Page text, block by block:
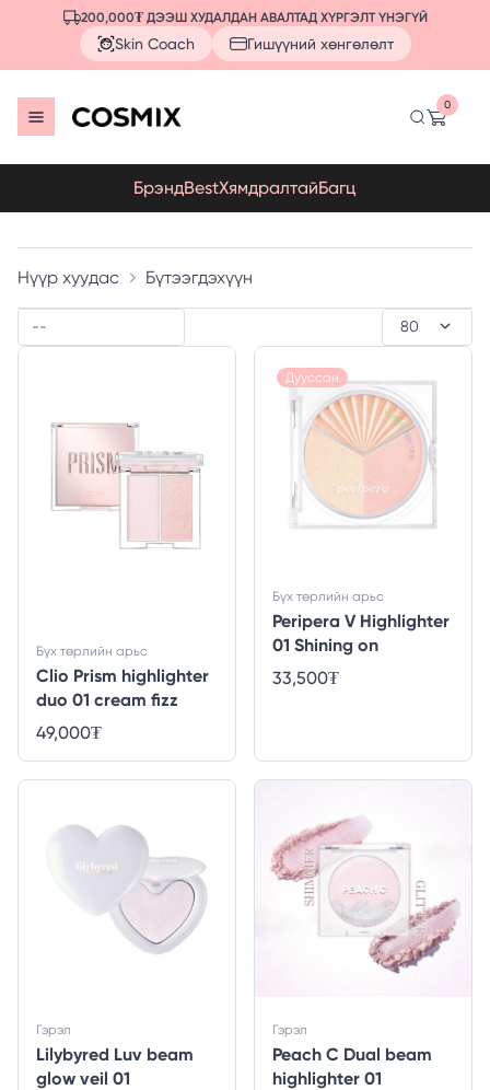
200,000₮ ДЭЭШ ХУДАЛДАН АВАЛТАД ХҮРГЭЛТ ҮНЭГҮЙ
Skin Coach Гишүүний хөнгөлөлт
0
БрэндBestХямдралтайБагц
Нүүр хуудас Бүтээгдэхүүн
Clio Prism highlighter
duo 01 cream fizz
Бүх төрлийн арьс
49,000₮
Дууссан
Peripera V Highlighter
01 Shining on
Бүх төрлийн арьс
33,500₮
Lilybyred Luv beam
glow veil 01
Гэрэл
Peach C Dual beam
highlighter 01
Гэрэл